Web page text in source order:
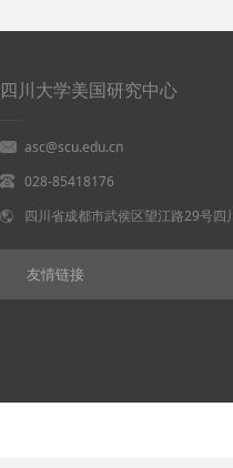
四川大学美国研究中心
asc@scu.edu.cn
028-85418176
四川省成都市武侯区望江路29号
友情链接